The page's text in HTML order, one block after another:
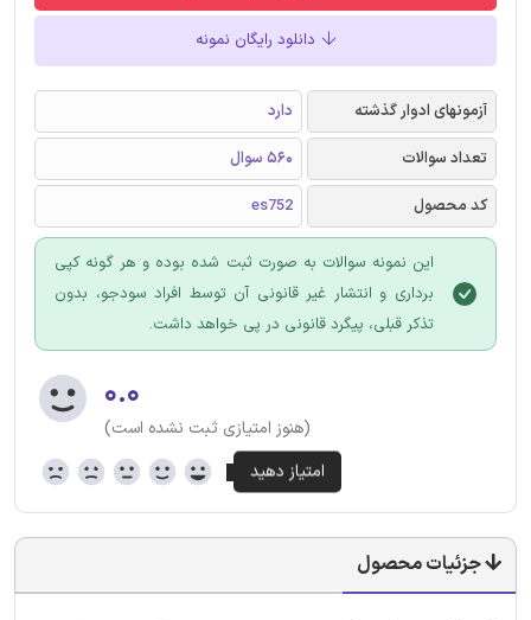
دانلود رایگان نمونه
آزمونهای ادوار گذشته
دارد
تعداد سوالات
560 سوال
کد محصول
es752
این نمونه سوالات به صورت ثبت شده بوده و هر گونه کپی
برداری و انتشار غیر قانونی آن توسط افراد سودجو، بدون
تذکر قبلی، پیگرد قانونی در پی خواهد داشت.
۰.۰
(هنوز امتیازی ثبت نشده است)
جزئیات محصول